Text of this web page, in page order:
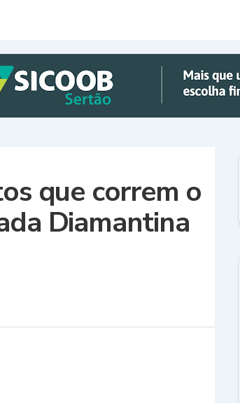
que correm o
Diamantina